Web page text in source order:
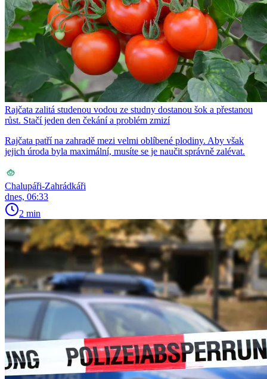
Rajčata zalitá studenou vodou ze studny dostanou šok a přestanou
růst. Stačí jeden den čekání a problém zmizí
Rajčata patří na zahradě mezi velmi oblíbené plodiny. Aby však
jejich úroda byla maximální, musíte se je naučit správně zalévat.
Chalupáři-Zahrádkáři
dnes, 06:33
2 min